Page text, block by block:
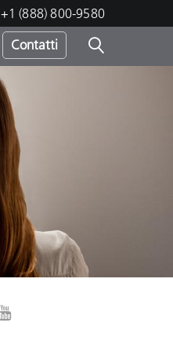
+1 (888) 800-9580
Contatti